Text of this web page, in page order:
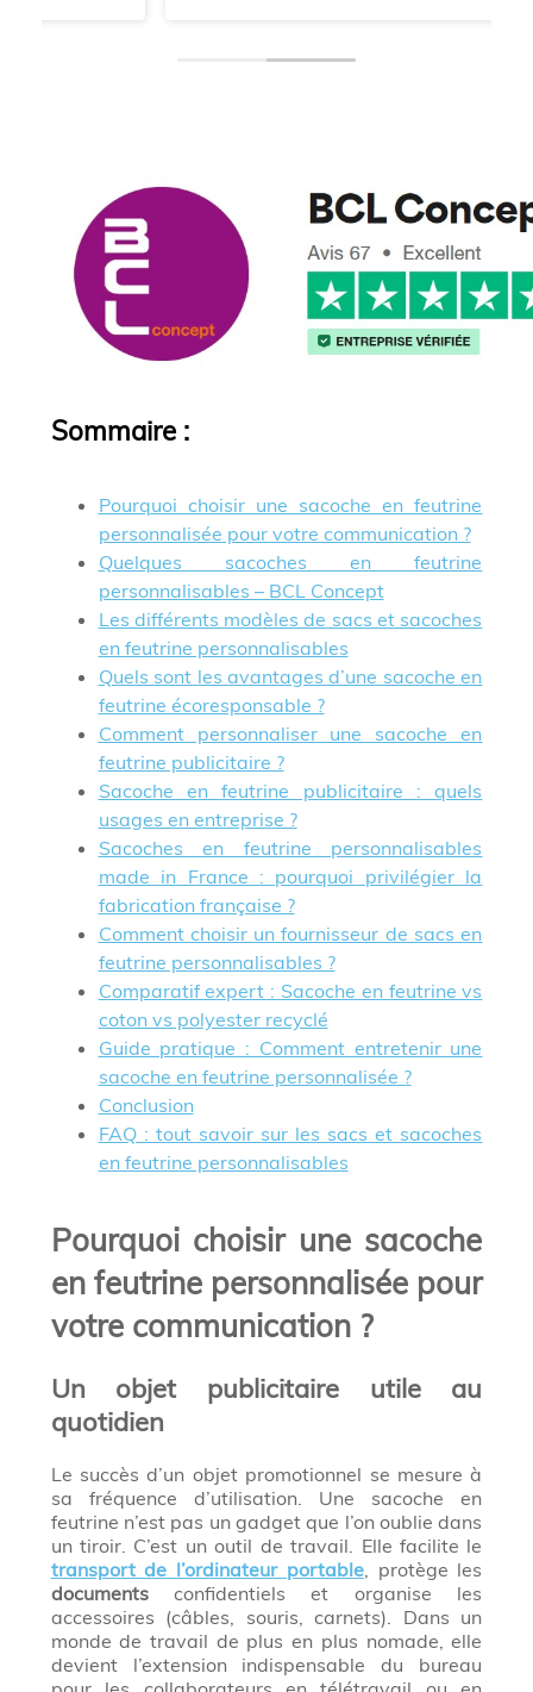
Sommaire:
Pourquoi choisir une sacoche en feutrine
personnalisée pour votre communication ?
Quelques sacoches en feutrine
personnalisables – BCL Concept
Les différents modèles de sacs et sacoches
en feutrine personnalisables
Quels sont les avantages d’une sacoche en
feutrine écoresponsable ?
Comment personnaliser une sacoche en
feutrine publicitaire ?
Sacoche en feutrine publicitaire : quels
usages en entreprise ?
Sacoches en feutrine personnalisables
made in France : pourquoi privilégier la
fabrication française ?
Comment choisir un fournisseur de sacs en
feutrine personnalisables ?
Comparatif expert : Sacoche en feutrine vs
coton vs polyester recyclé
Guide pratique : Comment entretenir une
sacoche en feutrine personnalisée ?
Conclusion
FAQ : tout savoir sur les sacs et sacoches
en feutrine personnalisables
Pourquoi choisir une sacoche
en feutrine personnalisée pour
votre communication ?
Un objet publicitaire utile au
quotidien
Le succès d’un objet promotionnel se mesure à
sa fréquence d’utilisation. Une sacoche en
feutrine n’est pas un gadget que l’on oublie dans
un tiroir. C’est un outil de travail. Elle facilite le
transport de l’ordinateur portable, protège les
documentsconfidentiels et organise les
accessoires (câbles, souris, carnets). Dans un
monde de travail de plus en plus nomade, elle
devient l’extension indispensable du bureau